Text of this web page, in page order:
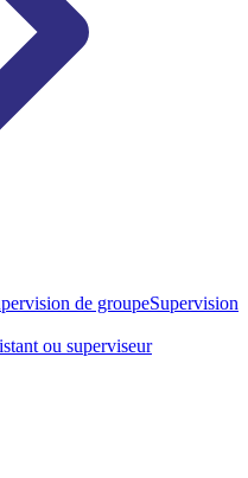
de groupeSupervision
ou superviseur